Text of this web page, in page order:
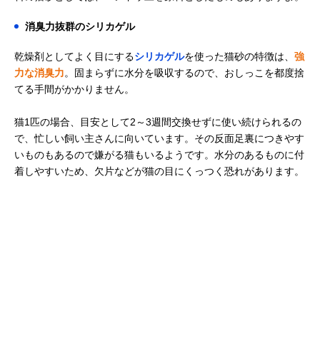
消臭力抜群のシリカゲル
乾燥剤としてよく目にするシリカゲルを使った猫砂の特徴は、 強
力な消臭力。固まらずに水分を吸収するので、おしっこを都度捨
てる手間がかかりません。
猫1匹の場合、目安として2～3週間交換せずに使い続けられるの
で、忙しい飼い主さんに向いています。その反面足裏につきやす
いものもあるので嫌がる猫もいるようです。水分のあるものに付
着しやすいため、欠片などが猫の目にくっつく恐れがあります。